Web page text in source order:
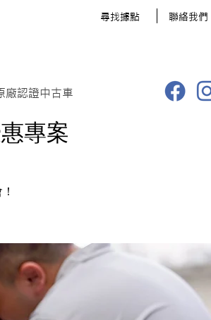
​尋找據點 聯絡我們
廠認證中古車
專案